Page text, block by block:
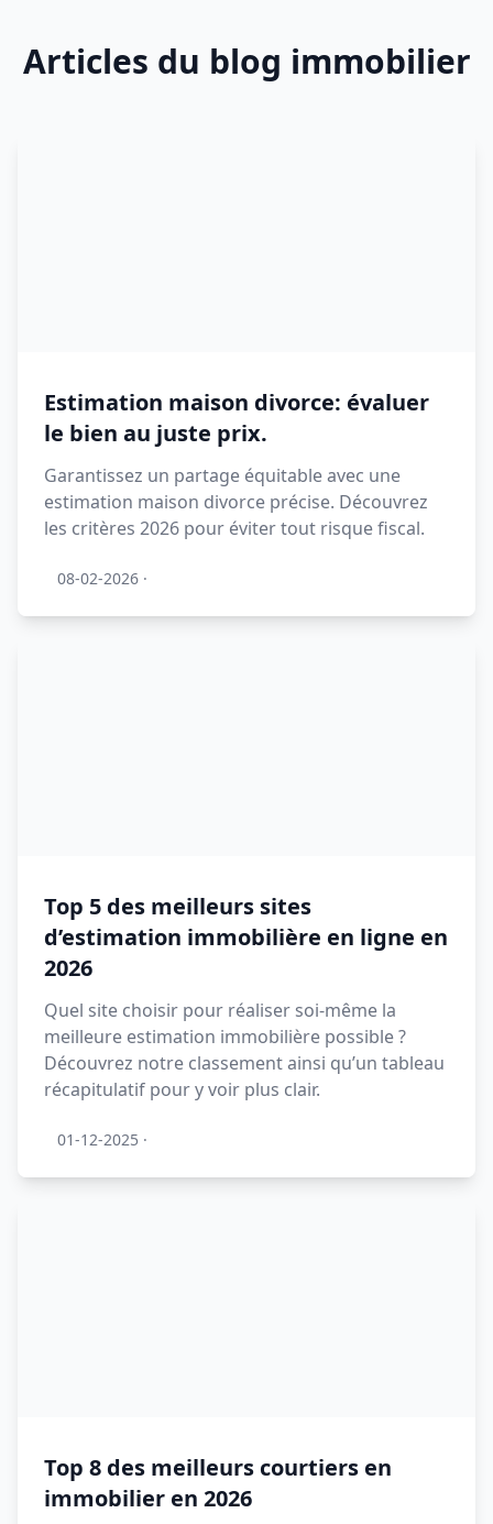
Articles du blog immobilier
Estimation maison divorce: évaluer
le bien au juste prix.
Garantissez un partage équitable avec une
estimation maison divorce précise. Découvrez
les critères 2026 pour éviter tout risque fiscal.
08-02-2026 ·
Top 5 des meilleurs sites
d’estimation immobilière en ligne en
2026
Quel site choisir pour réaliser soi-même la
meilleure estimation immobilière possible ?
Découvrez notre classement ainsi qu’un tableau
récapitulatif pour y voir plus clair.
01-12-2025 ·
Top 8 des meilleurs courtiers en
immobilier en 2026